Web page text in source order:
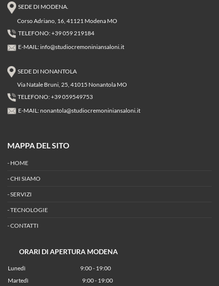
SEDE DI MODENA.
Corso Adriano, 16, 41121 Modena MO
TELEFONO: +39 059 219184
E-MAIL: info@studiocremoniniansaloni.it
SEDE DI NONANTOLA
Via Natale Bruni, 25, 41015 Nonantola MO
TELEFONO: +39 059549753
E-MAIL:nonantola@studiocremoniniansaloni.it
MAPPA DEL SITO
- HOME
-CHI SIAMO
-SERVIZI
-TECNOLOGIE
-CONTATTI
ORARI DI APERTURA MODENA
Lunedì 9:00 - 19:00
Martedì 9:00 - 19:00